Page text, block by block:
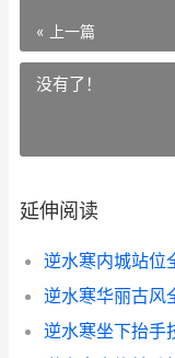
« 上一篇
没有了！
延伸阅读